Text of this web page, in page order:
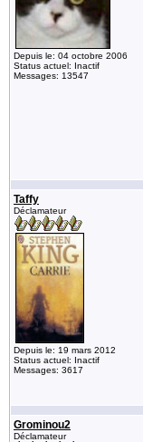
Depuis le: 04 octobre 2006
Status actuel: Inactif
Messages: 13547
Taffy
Déclamateur
Depuis le: 19 mars 2012
Status actuel: Inactif
Messages: 3617
Grominou2
Déclamateur